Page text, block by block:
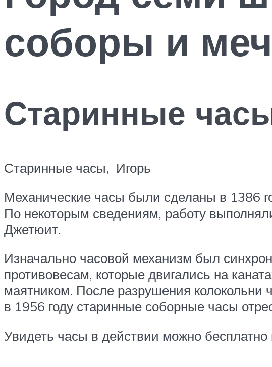
соборы и
Старинные
Старинные часы, Игорь
Механические часы были сделаны в 1386
По некоторым сведениям, работу
Джетюит.
Изначально часовой механизм был
противовесам, которые двигались на
маятником. После разрушения
в 1956 году старинные соборные часы
Увидеть часы в действии можно